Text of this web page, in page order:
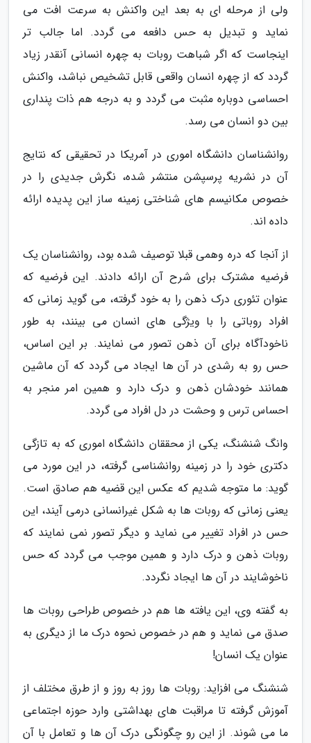
ولی از مرحله ای به بعد این واکنش به سرعت افت می
نماید و تبدیل به حس دافعه می گردد. اما جالب تر
اینجاست که اگر شباهت روبات به چهره انسانی آنقدر زیاد
گردد که از چهره انسان واقعی قابل تشخیص نباشد، واکنش
احساسی دوباره مثبت می گردد و به درجه هم ذات پنداری
بین دو انسان می رسد.
روانشناسان دانشگاه اموری در آمریکا در تحقیقی که نتایج
آن در نشریه پرسپشن منتشر شده، نگرش جدیدی را در
خصوص مکانیسم های شناختی زمینه ساز این پدیده ارائه
داده اند.
از آنجا که دره وهمی قبلا توصیف شده بود، روانشناسان یک
فرضیه مشترک برای شرح آن ارائه دادند. این فرضیه که
عنوان تئوری درک ذهن را به خود گرفته، می گوید زمانی که
افراد روباتی را با ویژگی های انسان می بینند، به طور
ناخودآگاه برای آن ذهن تصور می نمایند. بر این اساس،
حس رو به رشدی در آن ها ایجاد می گردد که آن ماشین
همانند خودشان ذهن و درک دارد و همین امر منجر به
احساس ترس و وحشت در دل افراد می گردد.
وانگ شنشنگ، یکی از محققان دانشگاه اموری که به تازگی
دکتری خود را در زمینه روانشناسی گرفته، در این مورد می
گوید: ما متوجه شدیم که عکس این قضیه هم صادق است.
یعنی زمانی که روبات ها به شکل غیرانسانی درمی آیند، این
حس در افراد تغییر می نماید و دیگر تصور نمی نمایند که
روبات ذهن و درک دارد و همین موجب می گردد که حس
ناخوشایند در آن ها ایجاد نگردد.
به گفته وی، این یافته ها هم در خصوص طراحی روبات ها
صدق می نماید و هم در خصوص نحوه درک ما از دیگری به
عنوان یک انسان!
شنشنگ می افزاید: روبات ها روز به روز و از طرق مختلف از
آموزش گرفته تا مراقبت های بهداشتی وارد حوزه اجتماعی
ما می شوند. از این رو چگونگی درک آن ها و تعامل با آن